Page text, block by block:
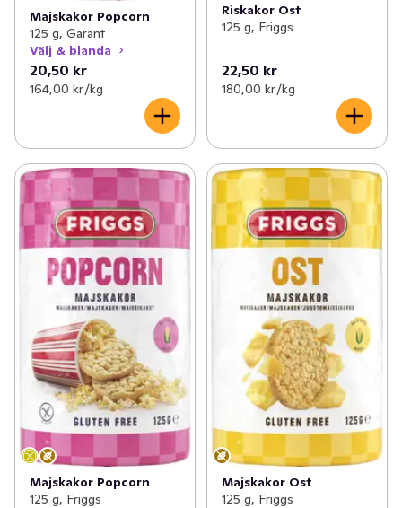
Majskakor Popcorn
125 g, Garant
Välj & blanda
20,50 kr
164,00 kr /kg
Riskakor Ost
125 g, Friggs
22,50 kr
180,00 kr /kg
Majskakor Popcorn
125 g, Friggs
Majskakor Ost
125 g, Friggs